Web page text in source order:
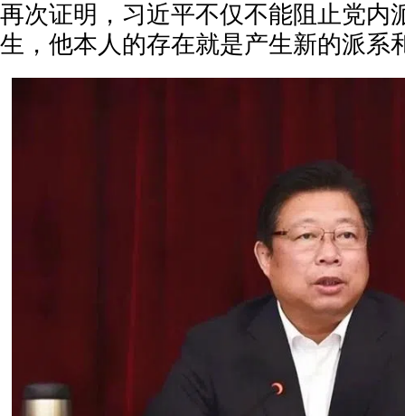
再次证明，习近平不仅不能阻止党内
生，他本人的存在就是产生新的派系